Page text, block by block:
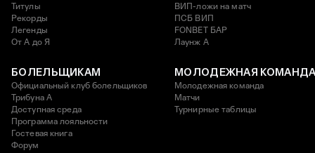
Титулы
Рекорды
Легенды
От А до Я
ВИП-ложи на матч
ПСБ ВИП
FONBET БАР
Лаунж A
БОЛЕЛЬЩИКАМ
Официальный клуб болельщиков
Трибуна А
Доступная среда
Программа лояльности
Гостевая книга
Форум
МОЛОДЕЖНАЯ
Молодежная команда
Матчи
Турнирные таблицы